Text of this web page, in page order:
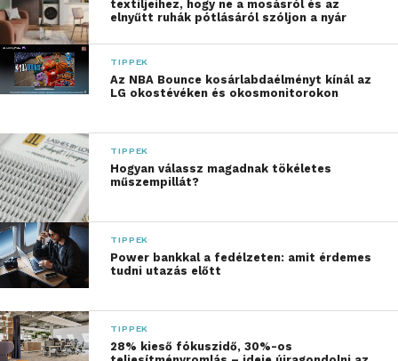
életszakaszban sokan először tapasztalják meg az
öregedés első jeleit, miközben szüleik és
gyermekeik felé is felelősséggel tartoznak. A testi-
lelki egészség megőrzéséhez ilyenkor fontos
az egészséges táplálkozás, a rendszeres testmozgás,
az emberi kapcsolatok ápolása vagy az új dolgokra
való nyitottság terén.
textiljeihez, hogy ne a mosásról és az
elnyűtt ruhák pótlásáról szóljon a nyár
TIPPEK
Az NBA Bounce kosárlabdaélményt kínál az
LG okostévéken és okosmonitorokon
TIPPEK
Hogyan válassz magadnak tökéletes
műszempillát?
TIPPEK
Power bankkal a fedélzeten: amit érdemes
tudni utazás előtt
TIPPEK
28% kieső fókuszidő, 30%-os